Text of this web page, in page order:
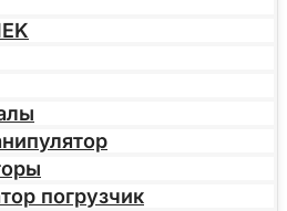
погрузчик